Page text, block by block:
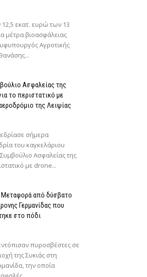
εκατ. ευρώ των 13
μέτρα βιοασφάλειας
Αγροτικής
Ασφαλείας της
το περιστατικό με
της Λειψίας
σήμερα
του καγκελάριου
Ασφαλείας της
με drone...
Μεταφορά από δύσβατο
Γερμανίδας που
στο πόδι
πυροσβέστες σε
της Συκιάς στη
την οποία